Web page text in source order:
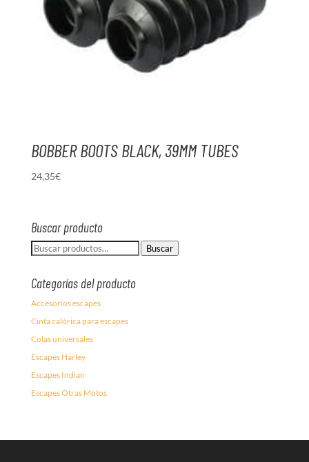
BOBBER BOOTS BLACK, 39MM TUBES
24,35€
Buscar producto
Buscar
Buscar
Categorías del producto
Accesorios escapes
Cinta calórica para escapes
Colas universales
Escapes Harley
Escapes Indian
Escapes Otras Motos